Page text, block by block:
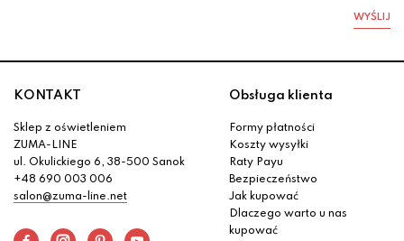
WYŚLIJ
KONTAKT
Sklep z oświetleniem
ZUMA-LINE
ul. Okulickiego 6, 38-500 Sanok
+48 690 003 006
salon@zuma-line.net
Obsługa klienta
Formy płatności
Koszty wysyłki
Raty Payu
Bezpieczeństwo
Jak kupować
Dlaczego warto u nas
kupować